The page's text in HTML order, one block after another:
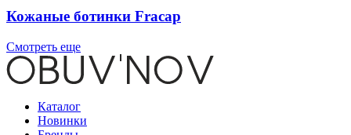
Кожаные ботинки Fracap
Смотреть еще
Каталог
Новинки